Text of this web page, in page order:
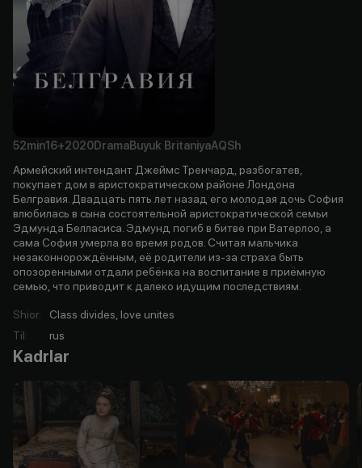
52min16+2020DramaBuyuk BritaniyaAQSh
Армейский интендант Джеймс Тренчард, разбогатев,
покупает дом в аристократическом районе Лондона
Белгравия. Двадцать пять лет назад его молодая дочь София
влюбилась в сына состоятельной аристократической семьи
Эдмунда Белласиса. Эдмунд погиб в битве при Ватерлоо, а
сама София умерла во время родов. Считая мальчика
незаконнорождённым, её родители из-за страха быть
опозоренными отдали ребёнка на воспитание в приёмную
семью, что приводит к далеко идущим последствиям.
Shior:
Class divides, love unites
Til: rus
Kadrlar